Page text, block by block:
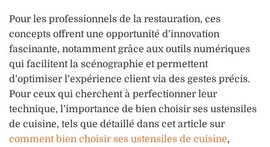
Pour les professionnels de la restauration, ces
concepts offrent une opportunité d’innovation
fascinante, notamment grâce aux outils numériques
qui facilitent la scénographie et permettent
d’optimiser l’expérience client via des gestes précis.
Pour ceux qui cherchent à perfectionner leur
technique, l’importance de bien choisir ses ustensiles
de cuisine, tels que détaillé dans cet article sur
comment bien choisir ses ustensiles de cuisine,